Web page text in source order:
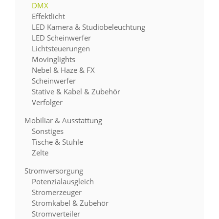
DMX
Effektlicht
LED Kamera & Studiobeleuchtung
LED Scheinwerfer
Lichtsteuerungen
Movinglights
Nebel & Haze & FX
Scheinwerfer
Stative & Kabel & Zubehör
Verfolger
Mobiliar & Ausstattung
Sonstiges
Tische & Stühle
Zelte
Stromversorgung
Potenzialausgleich
Stromerzeuger
Stromkabel & Zubehör
Stromverteiler